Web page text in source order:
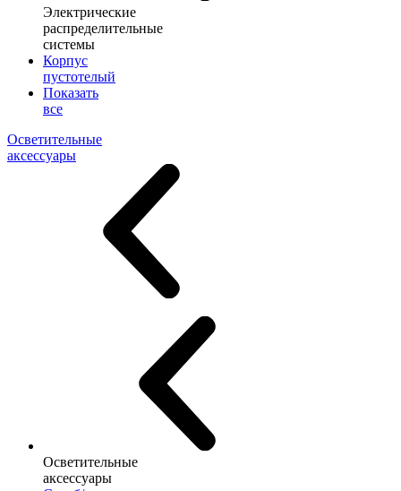
Электрические
распределительные
системы
Корпус
пустотелый
Показать
все
Осветительные
аксессуары
Осветительные
аксессуары